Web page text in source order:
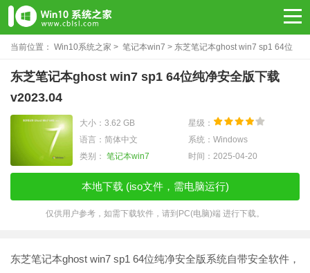
当前位置： Win10系统之家 > 笔记本win7 > 东芝笔记本ghost win7 sp1 64位
纯净安全版下载v2023.04
东芝笔记本ghost win7 sp1 64位纯净安全版下载
v2023.04
大小：3.62 GB
星级：
语言：简体中文
系统：Windows
类别： 笔记本win7 时间：2025-04-20
本地下载 (iso文件，需电脑运行)
仅供用户参考，如需下载软件，请到PC(电脑)端 进行下载。
东芝笔记本ghost win7 sp1 64位纯净安全版系统自带安全软件，